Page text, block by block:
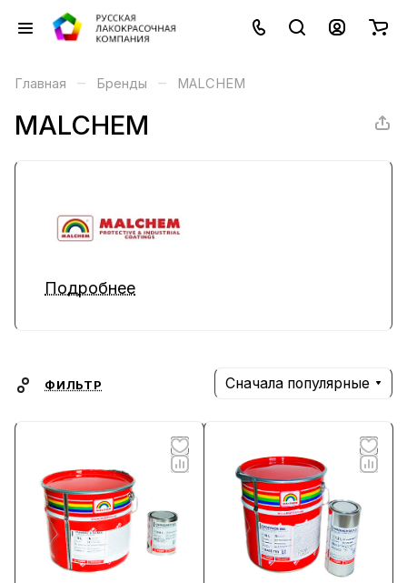
Главная – Бренды – MALCHEM
MALCHEM
Подробнее
ФИЛЬТР Сначала популярные